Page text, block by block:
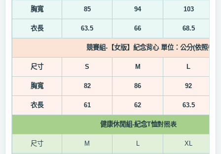
胸寬 85 94 103
衣長 63.5 66 68.5
競賽組-【女版】紀念背心單位：公分(依照參
尺寸 S M L
胸寬 82 86 92
衣長 61 62 63.5
健康休閒組-紀念T恤對照表
尺寸 M L XL